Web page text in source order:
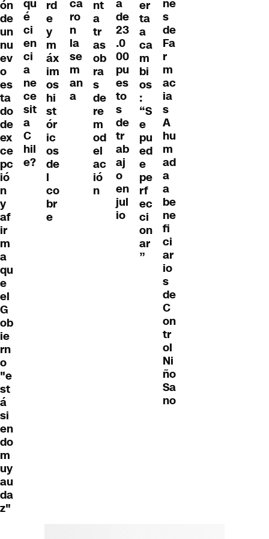
ón
de
un
nu
ev
o
es
ta
do
de
ex
ce
pc
ió
n
y
af
ir
m
a
qu
e
el
G
ob
ie
rn
o
"e
st
á
si
en
do
m
uy
au
da
z"
qu
é
ci
en
ci
a
ne
ce
sit
a
C
hil
e?
rd
e
y
m
áx
im
os
hi
st
ór
ic
os
de
l
co
br
e
ca
ro
n
la
se
m
an
a
nt
a
tr
as
ob
ra
s
de
re
m
od
el
ac
ió
n
a
de
23
.0
00
pu
es
to
s
de
tr
ab
aj
o
en
jul
io
er
ta
a
ca
m
bi
os
:
“S
e
pu
ed
e
pe
rf
ec
ci
on
ar
”
ne
s
de
Fa
r
m
ac
ia
s
A
hu
m
ad
a
a
be
ne
fi
ci
ar
io
s
de
C
on
tr
ol
Ni
ño
Sa
no